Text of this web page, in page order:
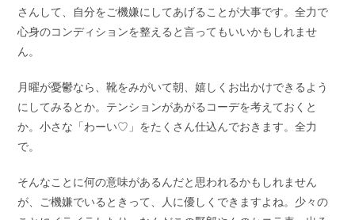
さんして、自分をご機嫌にしてあげることが大事です。全力で
心身のコンディションを整えると言ってもいいかもしれませ
ん。
月曜が憂鬱なら、靴をみがいて朝、嬉しくお出かけできるよう
にしてみるとか。テンションがあがるコーデを考えておくと
か。小さな「わーい♡」をたくさん仕込んでおきます。全力
で。
そんなことに何の意味があるんだと思われるかもしれません
が、ご機嫌でいるときって、人に優しくできますよね。少々の